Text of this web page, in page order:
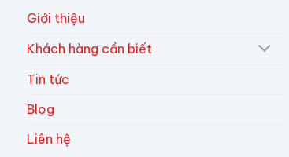
Giới thiệu
Khách hàng cần biết
Tin tức
Blog
Liên hệ